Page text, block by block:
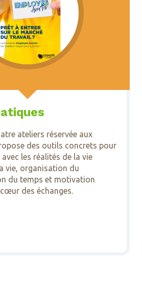
ateliers réservée aux
des outils concrets pour
les réalités de la vie
vie, organisation du
du temps et motivation
des échanges.